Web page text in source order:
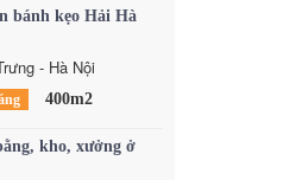
bánh kẹo Hải Hà
- Hà Nội
400m2
kho, xưởng ở